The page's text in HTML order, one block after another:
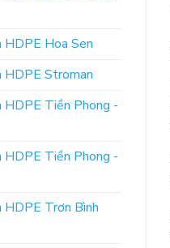
HDPE Hoa Sen
HDPE Stroman
HDPE Tiền Phong -
HDPE Tiền Phong -
HDPE Trơn Bình